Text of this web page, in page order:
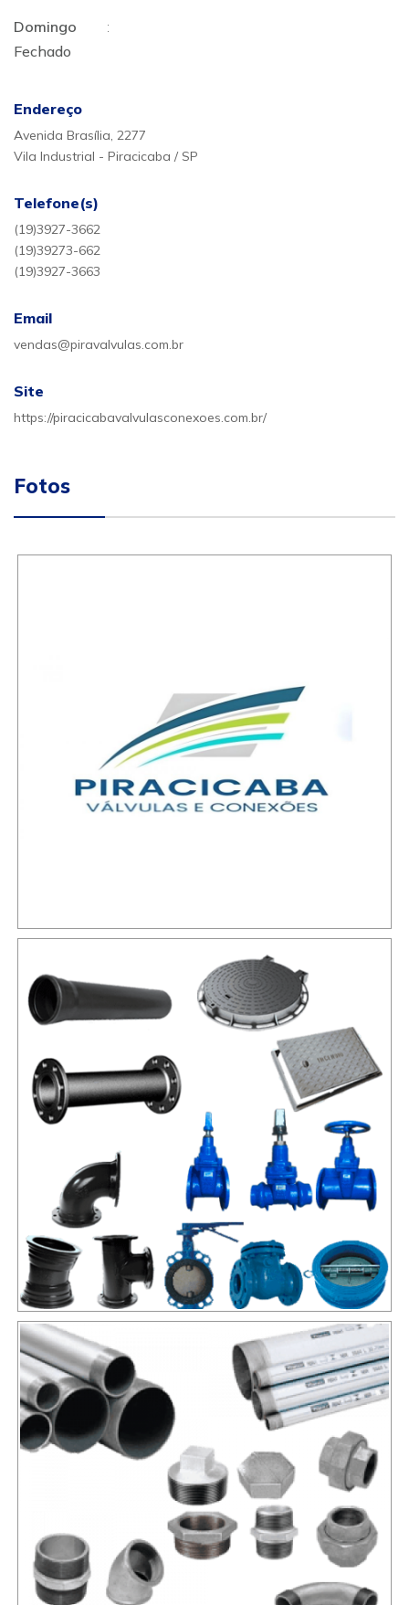
Domingo
:
Fechado
Endereço
Avenida Brasília, 2277
Vila Industrial - Piracicaba / SP
Telefone(s)
(19)3927-3662
(19)39273-662
(19)3927-3663
Email
vendas@piravalvulas.com.br
Site
https://piracicabavalvulasconexoes.com.br/
Fotos